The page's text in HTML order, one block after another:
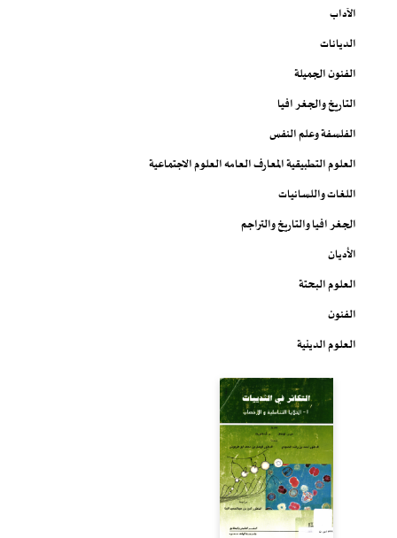
الآداب
الديانات
الفنون الجميلة
التاريخ والجغرافيا
الفلسفة وعلم النفس
العلوم التطبيقية المعارف العامه العلوم الاجتماعية
اللغات واللسانيات
الجغرافيا والتاريخ والتراجم
الأديان
العلوم البحتة
الفنون
العلوم الدينية